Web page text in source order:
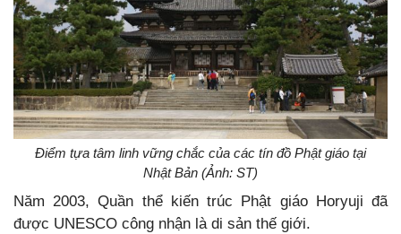
Điểm tựa tâm linh vững chắc của các tín đồ Phật giáo tại
Nhật Bản (Ảnh: ST)
Năm 2003, Quần thể kiến trúc Phật giáo Horyuji đã
được UNESCO công nhận là di sản thế giới.